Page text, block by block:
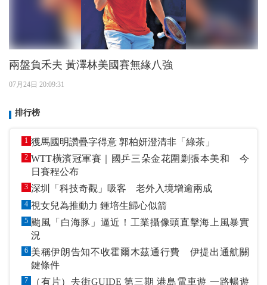
兩盤負禾夫 黃澤林美國賽無緣八強
07月24日 20:09:31
排行榜
1 獲馬國明讚疊字得意 郭柏妍澄清非「綠茶」
2 WTT橫濱冠軍賽｜國乒三朵金花圍剿張本美和 今
日賽程公布
3 深圳「科技奇觀」吸客 老外入境增逾兩成
4 視女兒為推動力 鍾培生歸心似箭
5 颱風「白海豚」逼近！工業攝像頭直擊海上風暴實
況
6 美稱伊朗告知不收霍爾木茲通行費 伊提出通航關
鍵條件
7
（有片）去街GUIDE 第三期 港島電車遊 一路暢遊